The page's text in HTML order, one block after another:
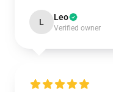
L Leo
Verified owner